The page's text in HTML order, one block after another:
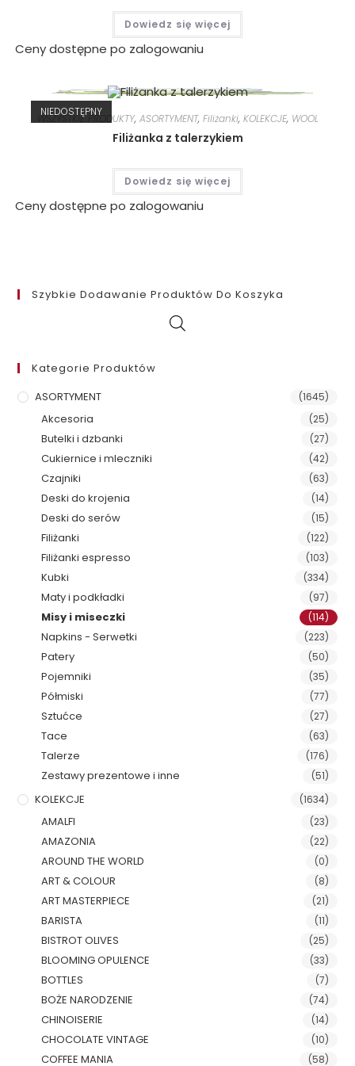
Dowiedz się więcej
Ceny dostępne po zalogowaniu
NIEDOSTĘPNY
WSZYSTKIE PRODUKTY, ASORTYMENT, Filiżanki, KOLEKCJE, WOOL
Filiżanka z talerzykiem
Dowiedz się więcej
Ceny dostępne po zalogowaniu
Szybkie Dodawanie Produktów Do Koszyka
Kategorie Produktów
ASORTYMENT
(1645)
Akcesoria (25)
Butelki i dzbanki (27)
Cukiernice i mleczniki (42)
Czajniki (63)
Deski do krojenia (14)
Deski do serów (15)
Filiżanki (122)
Filiżanki espresso (103)
Kubki (334)
Maty i podkładki (97)
Misy i miseczki (114)
Napkins - Serwetki (223)
Patery (50)
Pojemniki (35)
Półmiski (77)
Sztućce (27)
Tace (63)
Talerze (176)
Zestawy prezentowe i inne (51)
KOLEKCJE (1634)
AMALFI (23)
AMAZONIA (22)
AROUND THE WORLD (0)
ART & COLOUR (8)
ART MASTERPIECE (21)
BARISTA (11)
BISTROT OLIVES (25)
BLOOMING OPULENCE (33)
BOTTLES (7)
BOŻE NARODZENIE (74)
CHINOISERIE (14)
CHOCOLATE VINTAGE (10)
COFFEE MANIA (58)